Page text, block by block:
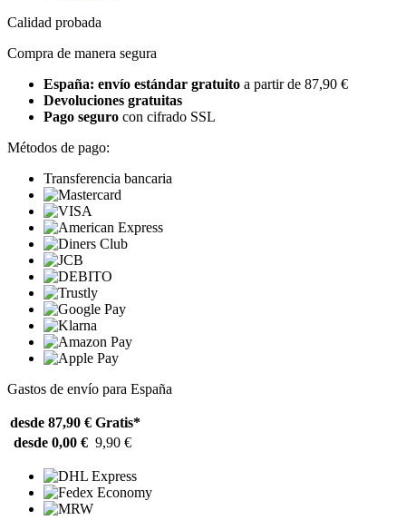
Calidad probada
Compra de manera segura
España: envío estándar gratuito a partir de 87,90 €
Devoluciones gratuitas
Pago seguro con cifrado SSL
Métodos de pago:
Transferencia bancaria
Gastos de envío para España
desde 87,90 € Gratis*
desde 0,00 € 9,90 €